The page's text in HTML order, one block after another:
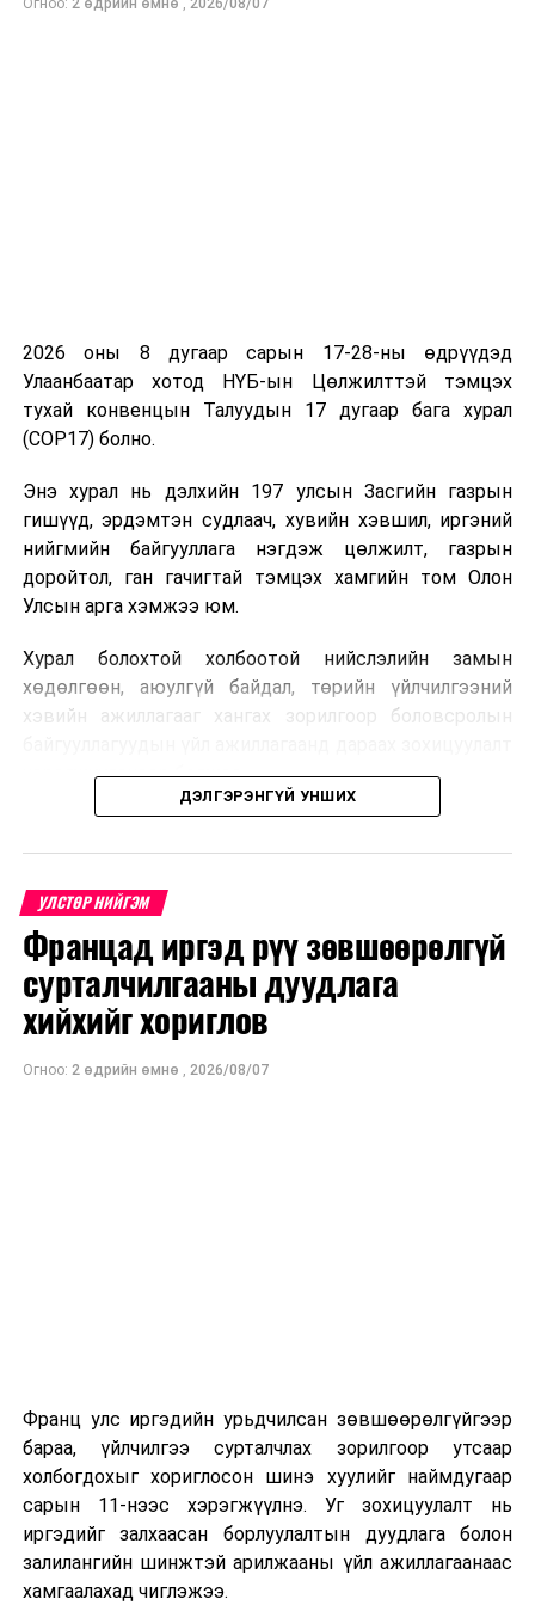
танилцуулж, улсад учруулсан хохирлыг нэхэмжлэхээр
2026 оны 8 дугаар сарын 17-28-ны өдрүүдэд
Улаанбаатар хотод НҮБ-ын Цөлжилттэй тэмцэх
тухай конвенцын Талуудын 17 дугаар бага хурал
(COP17) болно.
Энэ хурал нь дэлхийн 197 улсын Засгийн газрын
гишүүд, эрдэмтэн судлаач, хувийн хэвшил, иргэний
нийгмийн байгууллага нэгдэж цөлжилт, газрын
доройтол, ган гачигтай тэмцэх хамгийн том Олон
Улсын арга хэмжээ юм.
Хурал болохтой холбоотой нийслэлийн замын
хөдөлгөөн, аюулгүй байдал, төрийн үйлчилгээний
хэвийн ажиллагааг хангах зорилгоор боловсролын
хэрэгжүүлэхээр болжээ .
E-Mongolia системээр бүртгэнэ.
Нэгдүгээр ангийн элсэлт
2026 оны 8 дугаар сарын 17–28-ны өдрүүдэд
E-Mongolia системээр бүртгэнэ.
2026 оны 9 дүгээр сарын 13-наас оюутнуудыг
дотуур байранд оруулж эхэлнэ.
Сургууль, цэцэрлэгийн үйл ажиллагааны
зохицуулалт
2026 оны 8 дугаар сарын 17–28-ны өдрүүдэд
ДЭЛГЭРЭНГҮЙ УНШИХ
УЛСТӨР НИЙГЭМ
Францад иргэд рүү зөвшөөрөлгүй
сурталчилгааны дуудлага
хийхийг хориглов
Огноо: 2 өдрийн өмнө 2026/08/07
Франц улс иргэдийн урьдчилсан зөвшөөрөлгүйгээр
бараа, үйлчилгээ сурталчлах зорилгоор утсаар
холбогдохыг хориглосон шинэ хуулийг наймдугаар
сарын 11-нээс хэрэгжүүлнэ. Уг зохицуулалт нь
иргэдийг залхаасан борлуулалтын дуудлага болон
залилангийн шинжтэй арилжааны үйл ажиллагаанаас
хамгаалахад чиглэжээ.